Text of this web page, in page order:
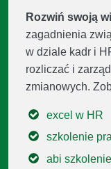
Rozwiń swoją
zagadnienia
w dziale kadr i
rozliczać i
zmianowych.
excel w HR
szkolenie
abi szkolenie